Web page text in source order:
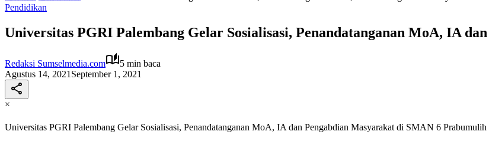
Pendidikan
Universitas PGRI Palembang Gelar Sosialisasi, Penandatanganan MoA, IA
Redaksi Sumselmedia.com
5 min baca
Agustus 14, 2021 September 1, 2021
×
Universitas PGRI Palembang Gelar Sosialisasi, Penandatanganan MoA, IA dan Pengabdian Masyarakat di SMAN 6 Prabumulih